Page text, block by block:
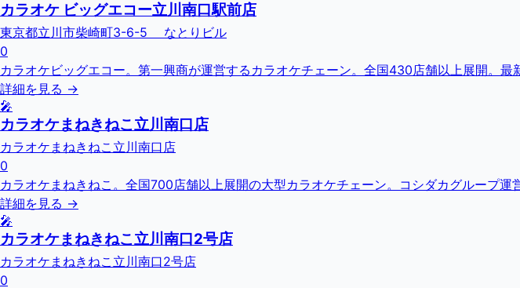
カラオケ ビッグエコー立川南口駅前店
東京都立川市柴崎町3-6-5 なとりビル
0
カラオケビッグエコー。第一興商が運営するカラオケチェーン。全国430店舗以上展開。最
詳細を見る →
🎤
カラオケまねきねこ立川南口店
カラオケまねきねこ立川南口店
0
カラオケまねきねこ。全国700店舗以上展開の大型カラオケチェーン。コシダカグループ運
詳細を見る →
🎤
カラオケまねきねこ立川南口2号店
カラオケまねきねこ立川南口2号店
0